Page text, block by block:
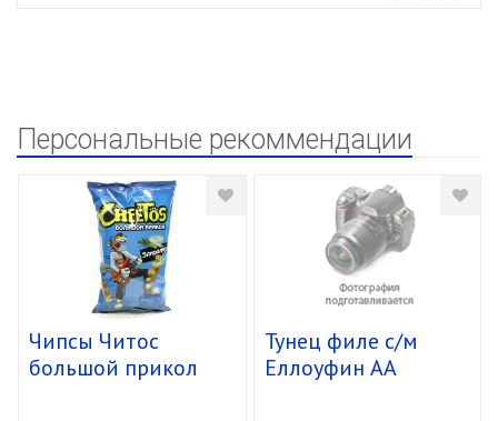
Персональные рекоммендации
Чипсы Читос
большой прикол
Тунец филе с/м
Еллоуфин АА